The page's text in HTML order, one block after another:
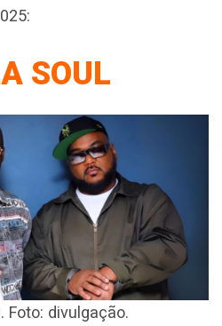
SOUL
Foto: divulgação.